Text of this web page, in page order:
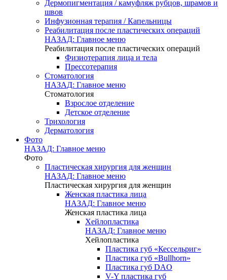
Дермопигментация / камуфляж рубцов, шрамов и
швов
Инфузионная терапия / Капельницы
Реабилитация после пластических операций
НАЗАД: Главное меню
Реабилитация после пластических операций
Физиотерапия лица и тела
Прессотерапия
Стоматология
НАЗАД: Главное меню
Стоматология
Взрослое отделение
Детское отделение
Трихология
Дерматология
Фото
НАЗАД: Главное меню
Фото
Пластическая хирургия для женщин
НАЗАД: Главное меню
Пластическая хирургия для женщин
Женская пластика лица
НАЗАД: Главное меню
Женская пластика лица
Хейлопластика
НАЗАД: Главное меню
Хейлопластика
Пластика губ «Кессельриг»
Пластика губ «Bullhorn»
Пластика губ DAO
V-Y пластика губ